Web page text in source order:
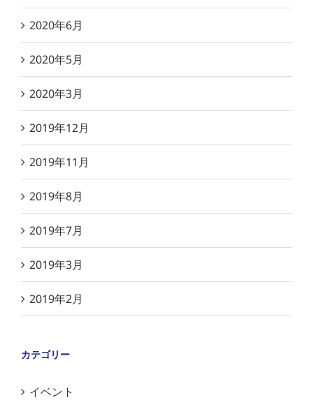
2020年6月
2020年5月
2020年3月
2019年12月
2019年11月
2019年8月
2019年7月
2019年3月
2019年2月
カテゴリー
イベント